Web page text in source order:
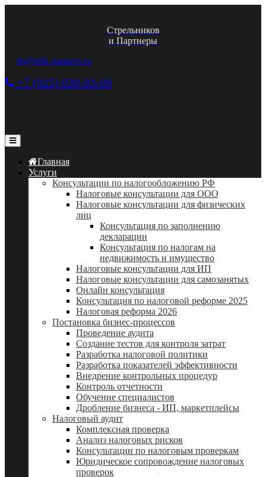
Стрельников
и Партнеры
ds@nftk-partners.ru
+7 (925) 030-93-09
Главная
Услуги
Консультации по налогообложению РФ
Налоговые консультации для ООО
Налоговые консультации для физических
лиц
Консультация по заполнению
декларации
Консультация по налогам на
недвижимость и имущество
Налоговые консультации для ИП
Налоговые консультации для самозанятых
Онлайн консультация
Консультация по налоговой реформе 2025
Налоговая реформа 2026
Постановка бизнес-процессов
Проведение аудита
Создание тестов для контроля затрат
Разработка налоговой политики
Разработка показателей эффективности
Внедрение контрольных процедур
Контроль отчетности
Обучение специалистов
Дробление бизнеса - ИП, маркетплейсы
Налоговый аудит
Комплексная проверка
Анализ налоговых рисков
Консультации по налоговым проверкам
Юридическое сопровождение налоговых
проверок